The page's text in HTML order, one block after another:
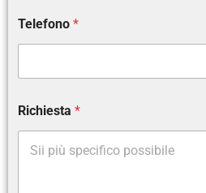
Telefono *
*
*
Richiesta *